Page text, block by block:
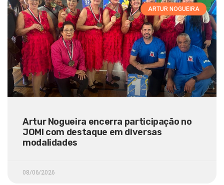
ARTUR NOGUEIRA
Artur Nogueira encerra participação no
JOMI com destaque em diversas
modalidades
08/06/2026